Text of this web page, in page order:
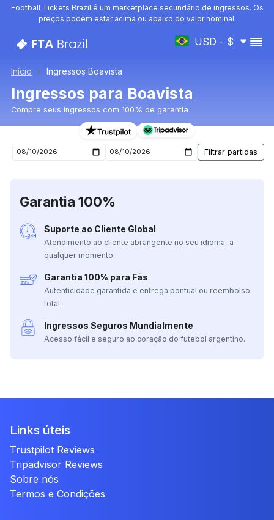
Football Tickets Brazil é um marketplace secundário de ingressos. Os
preços podem estar acima ou abaixo do valor nominal.
USD - $
Início Ingressos Boavista
Ingressos para Boavista
Compre seus ingressos com 100% de garantia
Ingressos para o próximo jogo de Boavista
Garantia 100%
Suporte ao Cliente Global
Atendimento ao cliente abrangente no seu idioma, a
qualquer momento.
Garantia 100% para Fãs
Autenticidade garantida e entrega pontual ou reembolso
total.
Ingressos Seguros Mundialmente
Acesso fácil e seguro ao coração do futebol argentino.
Links úteis
Trustpilot Reviews
Tripadvisor Reviews
Sobre nós
Termos e Condições